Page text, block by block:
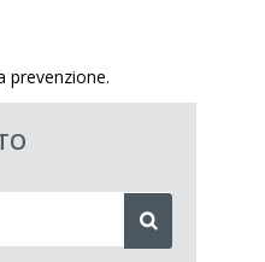
prevenzione.